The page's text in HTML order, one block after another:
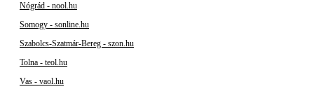
Nógrád - nool.hu
Somogy - sonline.hu
Szabolcs-Szatmár-Bereg - szon.hu
Tolna - teol.hu
Vas - vaol.hu